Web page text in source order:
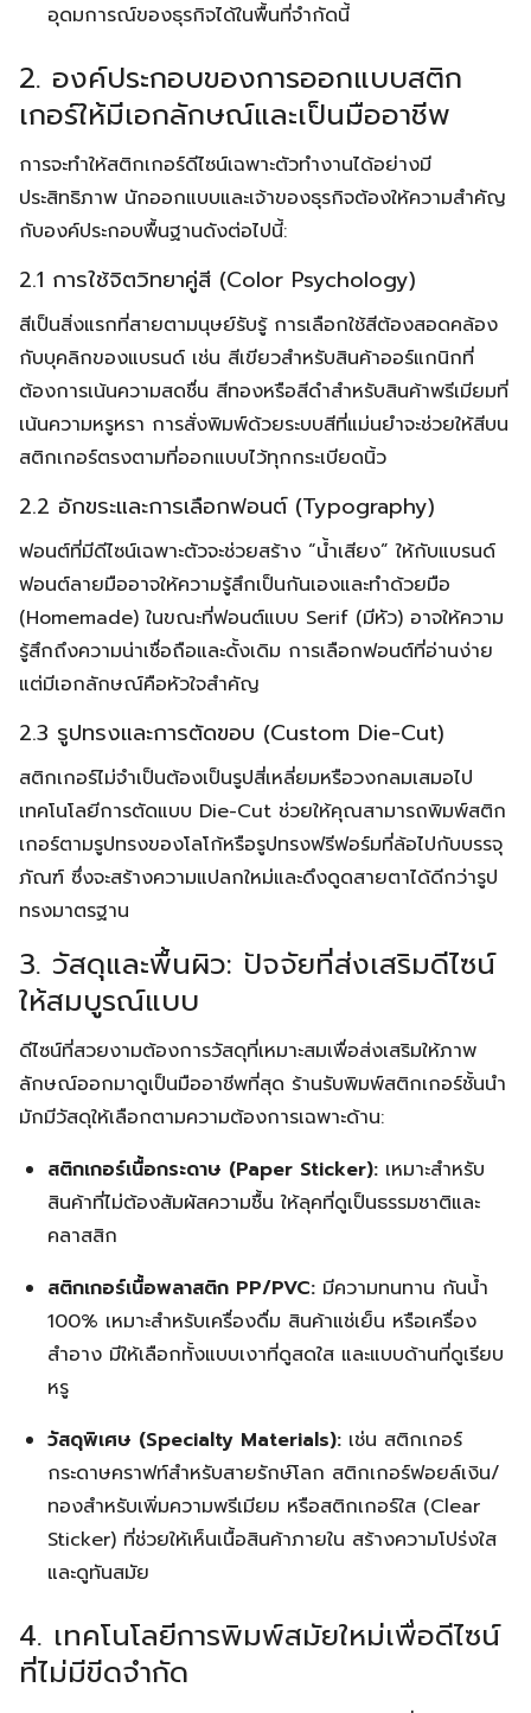
อุดมการณ์ของธุรกิจได้ในพื้นที่จำกัดนี้
2. องค์ประกอบของการออกแบบสติก
เกอร์ให้มีเอกลักษณ์และเป็นมืออาชีพ
การจะทำให้สติกเกอร์ดีไซน์เฉพาะตัวทำงานได้อย่างมี
ประสิทธิภาพ นักออกแบบและเจ้าของธุรกิจต้องให้ความสำคัญ
กับองค์ประกอบพื้นฐานดังต่อไปนี้:
2.1 การใช้จิตวิทยาคู่สี (Color Psychology)
สีเป็นสิ่งแรกที่สายตามนุษย์รับรู้ การเลือกใช้สีต้องสอดคล้อง
กับบุคลิกของแบรนด์ เช่น สีเขียวสำหรับสินค้าออร์แกนิกที่
ต้องการเน้นความสดชื่น สีทองหรือสีดำสำหรับสินค้าพรีเมียมที่
เน้นความหรูหรา การสั่งพิมพ์ด้วยระบบสีที่แม่นยำจะช่วยให้สีบน
สติกเกอร์ตรงตามที่ออกแบบไว้ทุกกระเบียดนิ้ว
2.2 อักขระและการเลือกฟอนต์ (Typography)
ฟอนต์ที่มีดีไซน์เฉพาะตัวจะช่วยสร้าง “น้ำเสียง” ให้กับแบรนด์
ฟอนต์ลายมืออาจให้ความรู้สึกเป็นกันเองและทำด้วยมือ
(Homemade) ในขณะที่ฟอนต์แบบ Serif (มีหัว) อาจให้ความ
รู้สึกถึงความน่าเชื่อถือและดั้งเดิม การเลือกฟอนต์ที่อ่านง่าย
แต่มีเอกลักษณ์คือหัวใจสำคัญ
2.3 รูปทรงและการตัดขอบ (Custom Die-Cut)
สติกเกอร์ไม่จำเป็นต้องเป็นรูปสี่เหลี่ยมหรือวงกลมเสมอไป
เทคโนโลยีการตัดแบบ Die-Cut ช่วยให้คุณสามารถพิมพ์สติก
เกอร์ตามรูปทรงของโลโก้หรือรูปทรงฟรีฟอร์มที่ล้อไปกับบรรจุ
ภัณฑ์ ซึ่งจะสร้างความแปลกใหม่และดึงดูดสายตาได้ดีกว่ารูป
ทรงมาตรฐาน
3. วัสดุและพื้นผิว: ปัจจัยที่ส่งเสริมดีไซน์
ให้สมบูรณ์แบบ
ดีไซน์ที่สวยงามต้องการวัสดุที่เหมาะสมเพื่อส่งเสริมให้ภาพ
ลักษณ์ออกมาดูเป็นมืออาชีพที่สุด ร้านรับพิมพ์สติกเกอร์ชั้นนำ
มักมีวัสดุให้เลือกตามความต้องการเฉพาะด้าน:
สติกเกอร์เนื้อกระดาษ (Paper Sticker): เหมาะสำหรับ
สินค้าที่ไม่ต้องสัมผัสความชื้น ให้ลุคที่ดูเป็นธรรมชาติและ
คลาสสิก
สติกเกอร์เนื้อพลาสติก PP/PVC: มีความทนทาน กันน้ำ
100% เหมาะสำหรับเครื่องดื่ม สินค้าแช่เย็น หรือเครื่อง
สำอาง มีให้เลือกทั้งแบบเงาที่ดูสดใส และแบบด้านที่ดูเรียบ
หรู
วัสดุพิเศษ (Specialty Materials): เช่น สติกเกอร์
กระดาษคราฟท์สำหรับสายรักษ์โลก สติกเกอร์ฟอยล์เงิน/
ทองสำหรับเพิ่มความพรีเมียม หรือสติกเกอร์ใส (Clear
Sticker) ที่ช่วยให้เห็นเนื้อสินค้าภายใน สร้างความโปร่งใส
และดูทันสมัย
4. เทคโนโลยีการพิมพ์สมัยใหม่เพื่อดีไซน์
ที่ไม่มีขีดจำกัด